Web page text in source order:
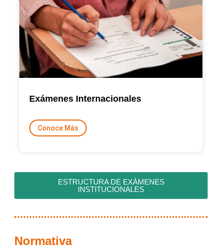
Exámenes Internacionales
Conoce Más
ESTRUCTURA DE EXÁMENES
INSTITUCIONALES
Normativa